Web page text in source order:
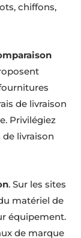
chiffons,
de livraison
Privilégiez
livraison
. Sur les sites
matériel de
équipement.
de marque